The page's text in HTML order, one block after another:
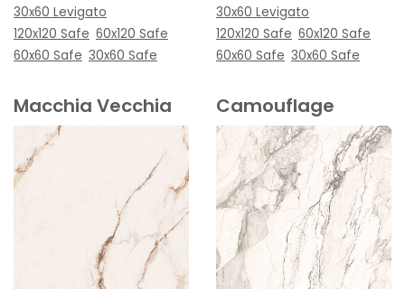
30x60 Levigato
120x120 Safe 60x120 Safe
60x60 Safe 30x60 Safe
30x60 Levigato
120x120 Safe 60x120 Safe
60x60 Safe 30x60 Safe
Macchia Vecchia Camouflage